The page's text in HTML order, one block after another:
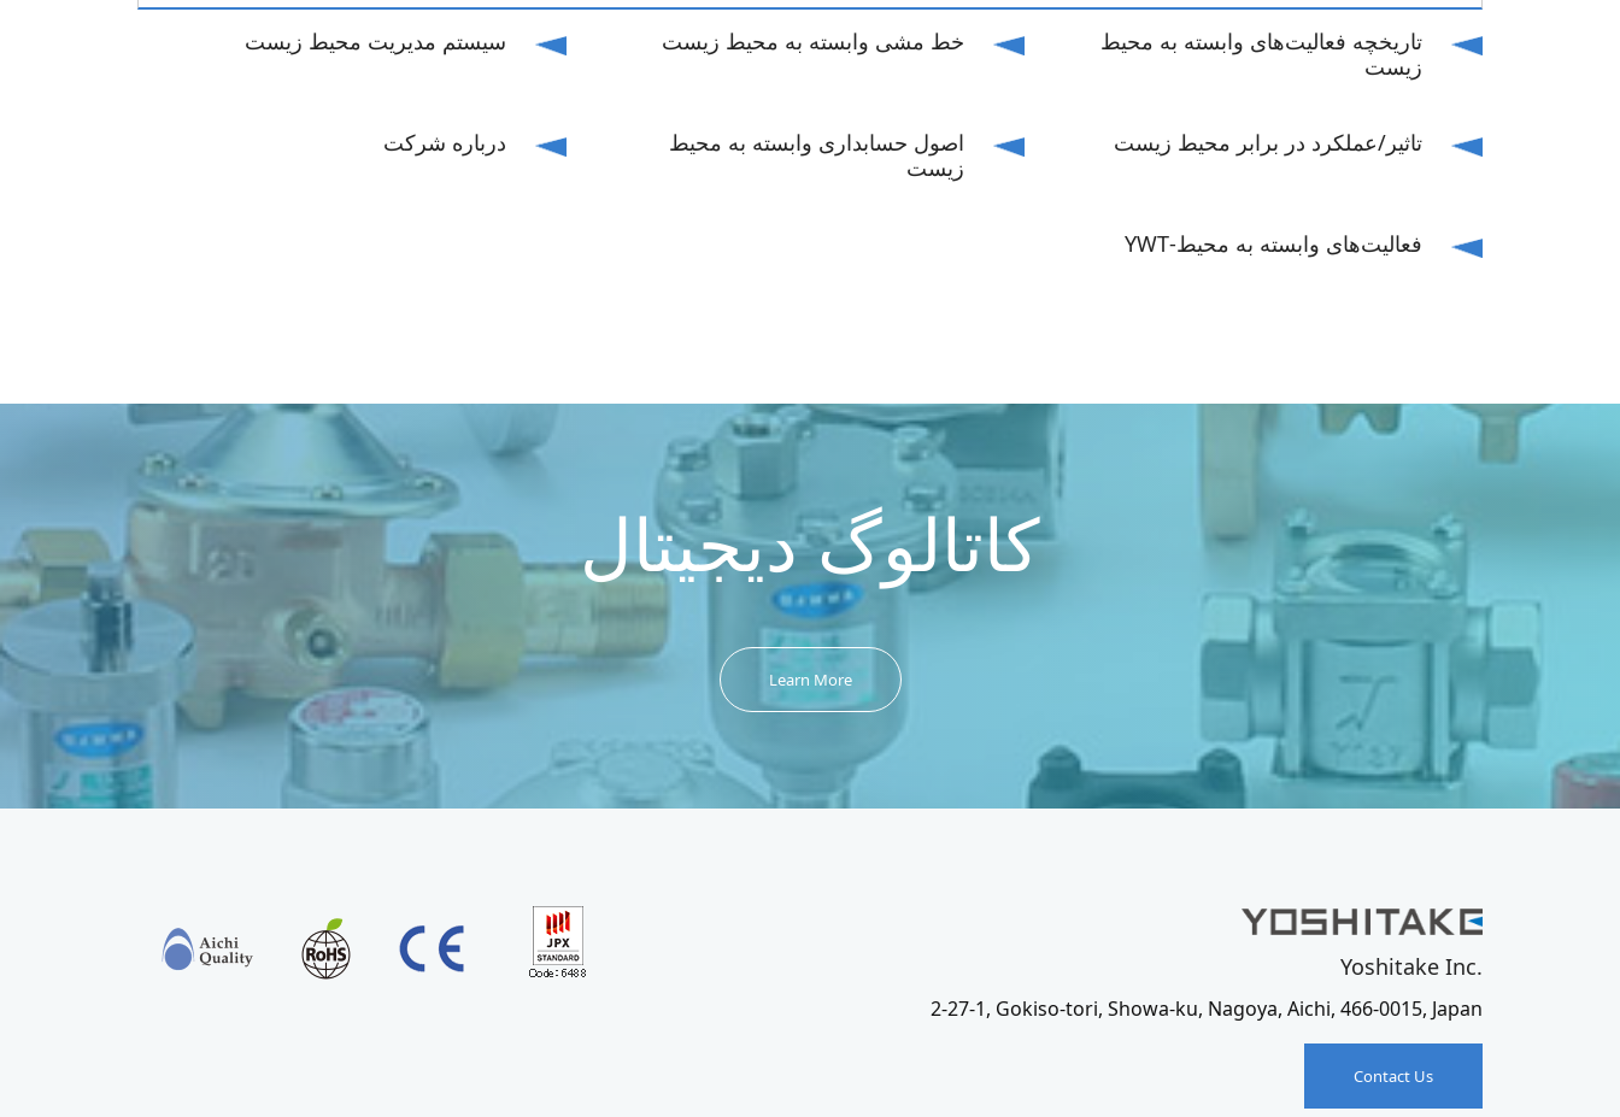
تاریخچه فعالیت‌های وابسته به محیط
زیست
خط مشی وابسته به محیط زیست سیستم مدیریت محیط زیست
تاثیر/عملکرد در برابر محیط زیست
اصول حسابداری وابسته به محیط
زیست
درباره شرکت
فعالیت‌های وابسته به محیط-YWT
کاتالوگ دیجیتال
Learn More
Yoshitake Inc.
2-27-1, Gokiso-tori, Showa-ku, Nagoya, Aichi, 466-0015, Japan
Contact Us